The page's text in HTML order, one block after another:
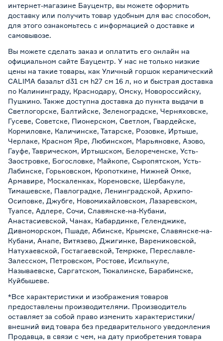
интернет-магазине Бауцентр, вы можете оформить
доставку или получить товар удобным для вас способом,
для этого ознакомьтесь с информацией о доставке и
самовывозе.
Вы можете сделать заказ и оплатить его онлайн на
официальном сайте Бауцентр. У нас не только низкие
цены на такие товары, как Уличный горшок керамический
CALIMA базальт d31 см h27 см 16 л, но и быстрая доставка
по Калининграду, Краснодару, Омску, Новороссийску,
Пушкино. Также доступна доставка до пункта выдачи в
Светлогорске, Балтийске, Зеленоградске, Черняховске,
Гусеве, Советске, Пионерском, Светлом, Гвардейске,
Кормиловке, Каличинске, Татарске, Розовке, Иртыше,
Черлаке, Красном Яре, Любинском, Марьяновке, Азово,
Гауфе, Таврическом, Иртышском, Белореченске, Усть-
Заостровке, Богословке, Майкопе, Сыропятском, Усть-
Лабинске, Горьковском, Кропоткине, Нижней Омке,
Армавире, Москаленках, Кореновске, Шербакуле,
Тимашевске, Павлоградке, Ленинградской, Архипо-
Осиповке, Джубге, Новомихайловском, Лазаревском,
Туапсе, Адлере, Сочи, Славянске-на-Кубани,
Анастасиевской, Чанах, Кабардинке, Геленджике,
Дивноморском, Пшаде, Абинске, Крымске, Славянске-на-
Кубани, Анапе, Витязево, Джигинке, Варениковской,
Натухаевской, Гостагаевской, Темрюке, Переславле-
Залесском, Петровском, Ростове, Исилькуле,
Называевске, Саргатском, Тюкалинске, Барабинске,
Куйбышеве.
*Все характеристики и изображения товаров
предоставлены производителями. Производитель
оставляет за собой право изменить характеристики/
внешний вид товара без предварительного уведомления
Продавца, в связи с чем, на дату приобретения товара